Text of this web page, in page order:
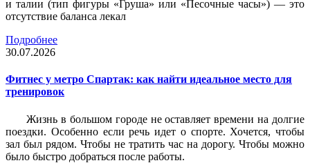
и талии (тип фигуры «Груша» или «Песочные часы») — это
отсутствие баланса лекал
Подробнее
30.07.2026
Фитнес у метро Спартак: как найти идеальное место для
тренировок
Жизнь в большом городе не оставляет времени на долгие
поездки. Особенно если речь идет о спорте. Хочется, чтобы
зал был рядом. Чтобы не тратить час на дорогу. Чтобы можно
было быстро добраться после работы.